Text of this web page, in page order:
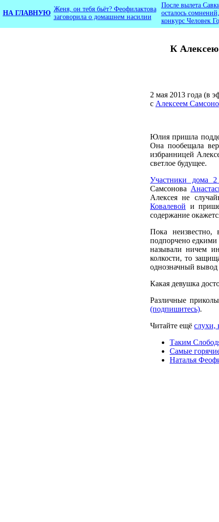
К
НА ГЛАВНУЮ
Женя, он тебя бьёт? Феофилактова
заговорила о домашнем насилии
После вылета
осталось
конкурс Человек
2 мая 2013 года (в
с Алексеем
Юлия пришла
Она пообещала
избранницей
светлое будущее.
Участники дома
Самсонова
Алексея не
Ковалевой и
содержание
Пока
подпорчено
называли ничем
колкости, то
однозначный
Какая девушка
Различные
(подпишитесь).
Читайте ещё слухи,
Таким
Самые
Наталья